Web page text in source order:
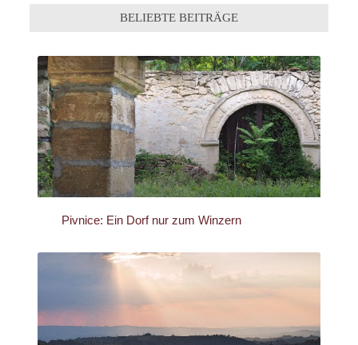
BELIEBTE BEITRÄGE
Pivnice: Ein Dorf nur zum Winzern